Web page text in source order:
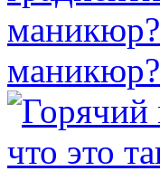
маникюр?